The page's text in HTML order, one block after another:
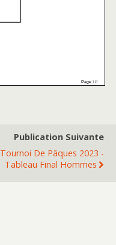
Publication Suivante
Tournoi De Pâques 2023 -
Tableau Final Hommes